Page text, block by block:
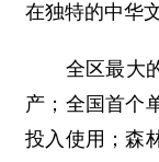
在独特的中华
全区最大的
产；全国首个
投入使用；森